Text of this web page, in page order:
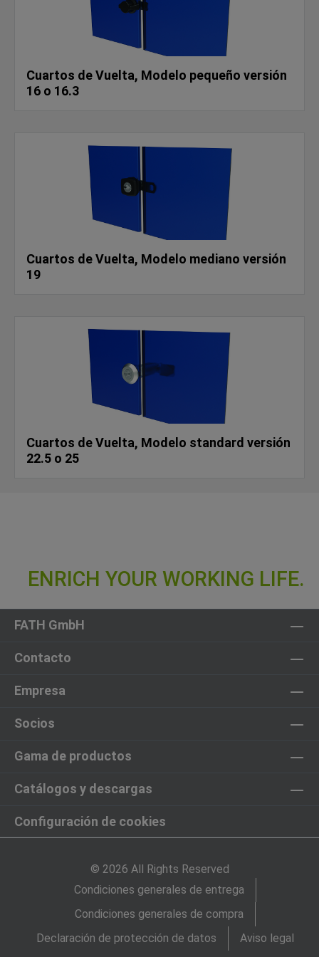
Cuartos de Vuelta, Modelo pequeño versión
16 o 16.3
Cuartos de Vuelta, Modelo mediano versión
19
Cuartos de Vuelta, Modelo standard versión
22.5 o 25
FATH GmbH
Contacto
Empresa
Socios
Gama de productos
Catálogos y descargas
Configuración de cookies
© 2026 All Rights Reserved
Condiciones generales de entrega
Condiciones generales de compra
Declaración de protección de datos
Aviso legal